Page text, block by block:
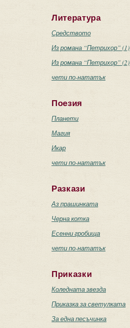
Литература
Средството
Из романа “Петрихор” (1)
Из романа “Петрихор” (2)
чети по-нататък
Поезия
Планети
Магия
Икар
чети по-нататък
Разкази
Аз прашинката
Черна котка
Есенни гробища
чети по-нататък
Приказки
Коледната звезда
Приказка за светулката
За една песъчинка